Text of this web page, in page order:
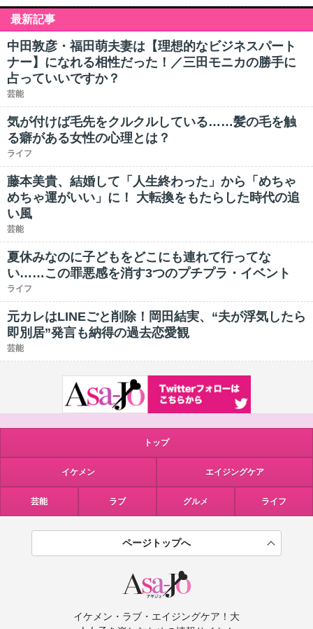
最新記事
中田敦彦・福田萌夫妻は【理想的なビジネスパート
ナー】になれる相性だった！／三田モニカの勝手に
占っていいですか？
芸能
気が付けば毛先をクルクルしている……髪の毛を触
る癖がある女性の心理とは？
ライフ
藤本美貴、結婚して「人生終わった」から「めちゃ
めちゃ運がいい」に！ 大転換をもたらした時代の追
い風
芸能
夏休みなのに子どもをどこにも連れて行ってな
い……この罪悪感を消す3つのプチプラ・イベント
ライフ
元カレはLINEごと削除！岡田結実、“夫が浮気したら
即別居”発言も納得の過去恋愛観
芸能
トップ
イケメン エイジングケア
芸能 ラブ グルメ ライフ
ページトップへ
イケメン・ラブ・エイジングケア！大